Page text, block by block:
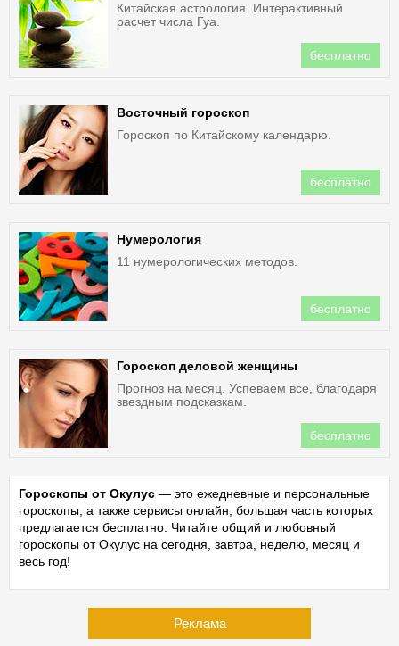
Китайская астрология. Интерактивный
расчет числа Гуа.
бесплатно
Восточный гороскоп
Гороскоп по Китайскому календарю.
бесплатно
Нумерология
11 нумерологических методов.
бесплатно
Гороскоп деловой женщины
Прогноз на месяц. Успеваем все, благодаря
звездным подсказкам.
бесплатно
Гороскопы от Окулус — это ежедневные и персональные
гороскопы, а также сервисы онлайн, большая часть которых
предлагается бесплатно. Читайте общий и любовный
гороскопы от Окулус на сегодня, завтра, неделю, месяц и
весь год!
Реклама